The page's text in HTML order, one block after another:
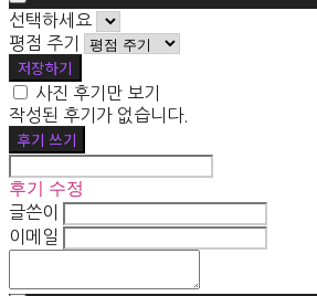
선택하세요
평점 주기
저장하기
사진 후기만 보기
작성된 후기가 없습니다.
후기 쓰기
후기 수정
글쓴이
이메일